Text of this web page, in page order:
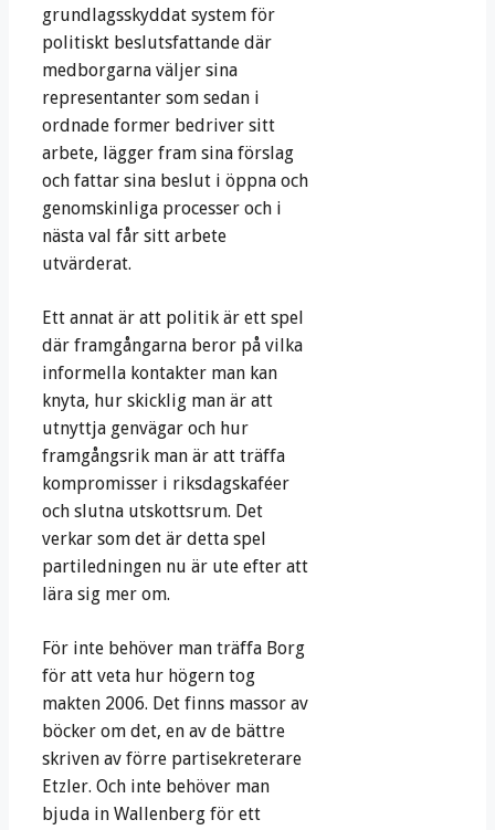
grundlagsskyddat system för
politiskt beslutsfattande där
medborgarna väljer sina
representanter som sedan i
ordnade former bedriver sitt
arbete, lägger fram sina förslag
och fattar sina beslut i öppna och
genomskinliga processer och i
nästa val får sitt arbete
utvärderat.
Ett annat är att politik är ett spel
där framgångarna beror på vilka
informella kontakter man kan
knyta, hur skicklig man är att
utnyttja genvägar och hur
framgångsrik man är att träffa
kompromisser i riksdagskaféer
och slutna utskottsrum. Det
verkar som det är detta spel
partiledningen nu är ute efter att
lära sig mer om.
För inte behöver man träffa Borg
för att veta hur högern tog
makten 2006. Det finns massor av
böcker om det, en av de bättre
skriven av förre partisekreterare
Etzler. Och inte behöver man
bjuda in Wallenberg för ett